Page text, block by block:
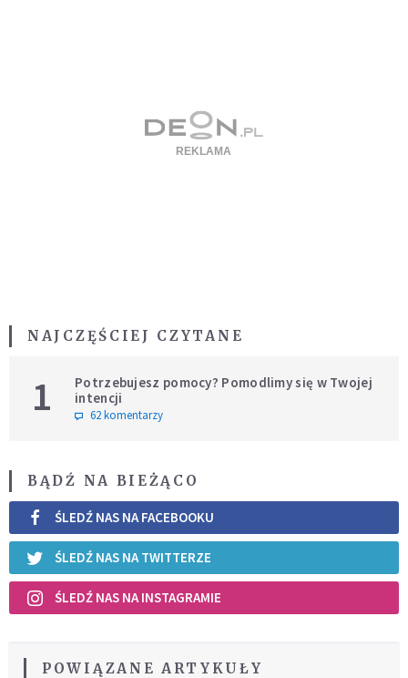
NAJCZĘŚCIEJ CZYTANE
1
Potrzebujesz pomocy? Pomodlimy się w Twojej
intencji
62 komentarzy
BĄDŹ NA BIEŻĄCO
ŚLEDŹ NAS NA FACEBOOKU
ŚLEDŹ NAS NA TWITTERZE
ŚLEDŹ NAS NA INSTAGRAMIE
POWIĄZANE ARTYKUŁY